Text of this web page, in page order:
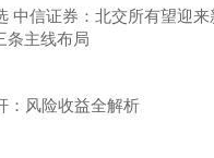
中信证券：北交所有望迎
条主线布局
：风险收益全解析